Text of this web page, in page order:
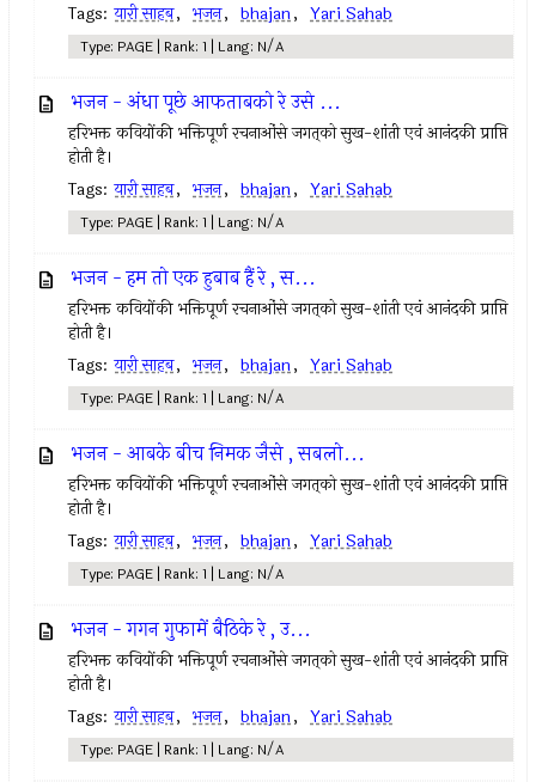
Tags: यारी साहब, भजन, bhajan, Yari Sahab
Type: PAGE | Rank: 1 | Lang: N/A
भजन - अंधा पूछे आफताबको रे उसे ...
हरिभक्त कवियोंकी भक्तिपूर्ण रचनाओंसे जगत्‌को सुख-शांती एवं आनंदकी प्राप्ति
होती है।
Tags: यारी साहब, भजन, bhajan, Yari Sahab
Type: PAGE | Rank: 1 | Lang: N/A
भजन - हम तो एक हुबाब हैं रे , स...
हरिभक्त कवियोंकी भक्तिपूर्ण रचनाओंसे जगत्‌को सुख-शांती एवं आनंदकी प्राप्ति
होती है।
Tags: यारी साहब, भजन, bhajan, Yari Sahab
Type: PAGE | Rank: 1 | Lang: N/A
भजन - आबके बीच निमक जैसे , सबलो...
हरिभक्त कवियोंकी भक्तिपूर्ण रचनाओंसे जगत्‌को सुख-शांती एवं आनंदकी प्राप्ति
होती है।
Tags: यारी साहब, भजन, bhajan, Yari Sahab
Type: PAGE | Rank: 1 | Lang: N/A
भजन - गगन गुफामें बैठिके रे , उ...
हरिभक्त कवियोंकी भक्तिपूर्ण रचनाओंसे जगत्‌को सुख-शांती एवं आनंदकी प्राप्ति
होती है।
Tags: यारी साहब, भजन, bhajan, Yari Sahab
Type: PAGE | Rank: 1 | Lang: N/A